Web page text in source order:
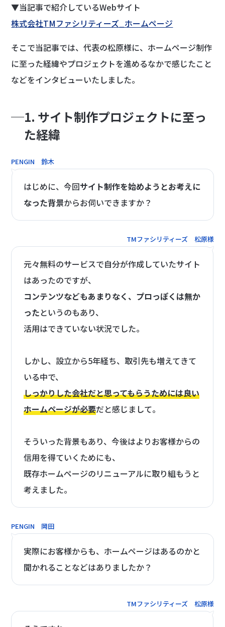
▼当記事で紹介しているWebサイト
株式会社TMファシリティーズ_ホームページ
そこで当記事では、代表の松原様に、ホームページ制作
に至った経緯やプロジェクトを進めるなかで感じたこと
などをインタビューいたしました。
1. サイト制作プロジェクトに至っ
た経緯
PENGIN 鈴木
はじめに、今回サイト制作を始めようとお考えに
なった背景からお伺いできますか？
TMファシリティーズ 松原様
元々無料のサービスで自分が作成していたサイト
はあったのですが、
コンテンツなどもあまりなく、プロっぽくは無か
ったというのもあり、
活用はできていない状況でした。
しかし、設立から5年経ち、取引先も増えてきて
いる中で、
しっかりした会社だと思ってもらうためには良い
ホームページが必要だと感じまして。
そういった背景もあり、今後はよりお客様からの
信用を得ていくためにも、
既存ホームページのリニューアルに取り組もうと
考えました。
PENGIN 岡田
実際にお客様からも、ホームページはあるのかと
聞かれることなどはありましたか？
TMファシリティーズ 松原様